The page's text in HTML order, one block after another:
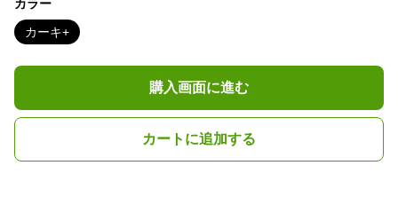
カラー
カーキ+
購入画面に進む
カートに追加する